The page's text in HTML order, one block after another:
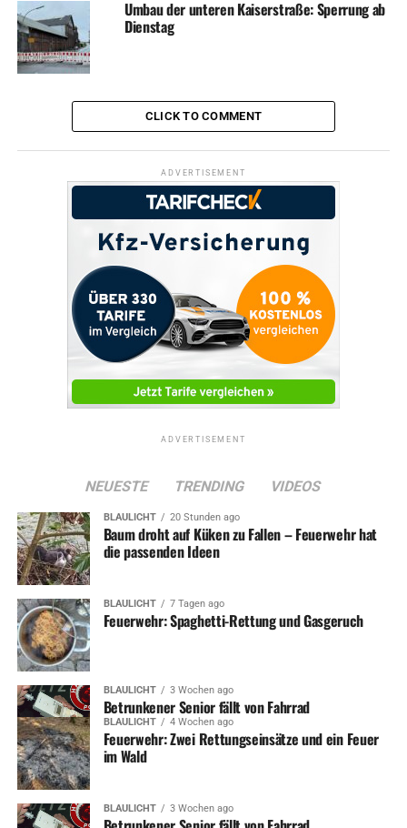
Umbau der unteren Kaiserstraße: Sperrung ab
Dienstag
CLICK TO COMMENT
ADVERTISEMENT
ADVERTISEMENT
NEUESTE TRENDING VIDEOS
BLAULICHT 20 Stunden ago
Baum droht auf Küken zu Fallen – Feuerwehr hat
die passenden Ideen
BLAULICHT 7 Tagen ago
Feuerwehr: Spaghetti-Rettung und Gasgeruch
BLAULICHT 3 Wochen ago
Betrunkener Senior fällt von Fahrrad
BLAULICHT 4 Wochen ago
Feuerwehr: Zwei Rettungseinsätze und ein Feuer
im Wald
BLAULICHT 3 Wochen ago